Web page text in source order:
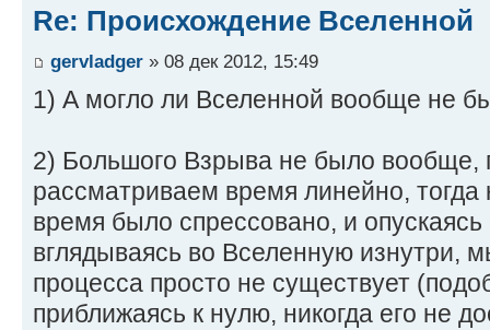
Re: Происхождение Вселенной
gervladger » 08 дек 2012, 15:49
1) А могло ли Вселенной вообще не
2) Большого Взрыва не было вообще,
рассматриваем время линейно, тогда
время было спрессовано, и опускаясь
вглядываясь во Вселенную изнутри,
процесса просто не существует
приближаясь к нулю, никогда его не